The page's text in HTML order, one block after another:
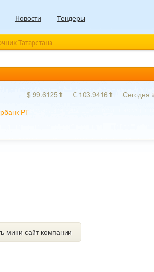
Новости Тендеры
Татарстана
$ 99.6125⬆ € 103.9416⬆ Сегодня
РТ
мини сайт компании